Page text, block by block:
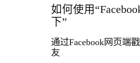
如何使用
下”
通过Facebook网页端
友